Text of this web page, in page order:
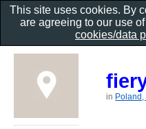
in Poland,
This site uses cookies. By
are agreeing to our use
cookies/data